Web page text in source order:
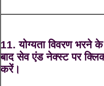
11. योग्यता विवरण भरने के
बाद सेव एंड नेक्स्ट पर
करें।